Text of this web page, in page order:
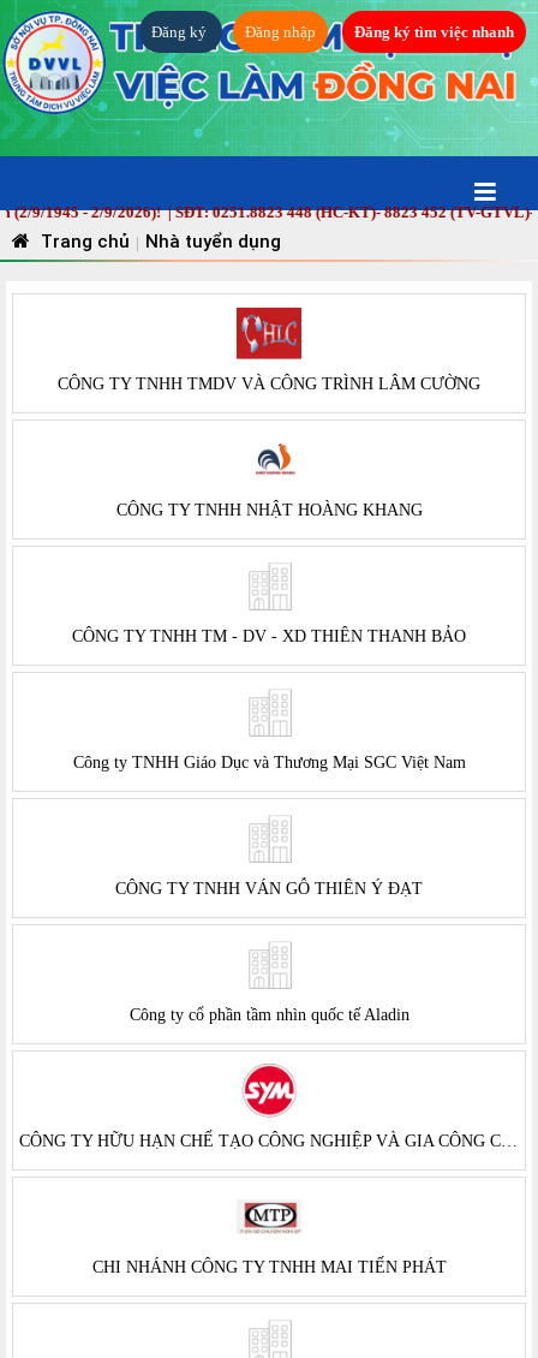
Đăng ký Đăng nhập Đăng ký tìm việc nhanh
1945 - 2/9/2026)! | SĐT: 0251.8823 448 (HC-KT)- 8823 452 (TV-GTVL)-
Trang chủ | Nhà tuyển dụng
CÔNG TY TNHH TMDV VÀ CÔNG TRÌNH LÂM CƯỜNG
CÔNG TY TNHH NHẬT HOÀNG KHANG
CÔNG TY TNHH TM - DV - XD THIÊN THANH BẢO
Công ty TNHH Giáo Dục và Thương Mại SGC Việt Nam
CÔNG TY TNHH VÁN GỖ THIÊN Ý ĐẠT
Công ty cổ phần tầm nhìn quốc tế Aladin
CÔNG TY HỮU HẠN CHẾ TẠO CÔNG NGHIỆP VÀ GIA CÔNG CHẾ BIẾN HÀNG XUẤT KHẨU VIỆT NAM (VMEP)
CHI NHÁNH CÔNG TY TNHH MAI TIẾN PHÁT